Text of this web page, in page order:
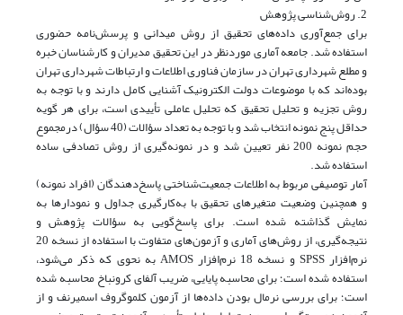
2. روش‌شناسی پژوهش
برای جمع‌آوری داده‌های تحقیق از روش میدانی و پرسش‌نامه حضوری
استفاده شد. جامعه آماری موردنظر در این تحقیق مدیران و کارشناسان خبره
و مطلع شهرداری تهران در سازمان فناوری اطلاعات و ارتباطات شهرداری تهران
بوده‌اند که با موضوعات دولت الکترونیک آشنایی کامل دارند و با توجه به
روش تجزیه و تحلیل تحقیق که تحلیل عاملی تأییدی است، برای هر گویه
حداقل پنج نمونه انتخاب شد و با توجه به تعداد سؤالات (40 سؤال) درمجموع
حجم نمونه 200 نفر تعیین شد و در نمونه‌گیری از روش تصادفی ساده
استفاده شد.
آمار توصیفی مربوط به اطلاعات جمعیت‌شناختی پاسخ‌دهندگان (افراد نمونه)
و همچنین وضعیت متغیرهای تحقیق با به‌کارگیری جداول و نمودارها به
نمایش گذاشته شده است. برای پاسخ‌گویی به سؤالات پژوهش و
نتیجه‌گیری، از روش‌های آماری و آزمون‌های متفاوت با استفاده از نسخه 20
نرم‌افزار SPSS و نسخه 18 نرم‌افزار AMOS به نحوی که ذکر می‌شود،
استفاده شده است؛ برای محاسبه پایایی، ضریب آلفای کرونباخ محاسبه شده
است؛ برای بررسی نرمال بودن داده‌ها از آزمون کلموگروف اسمیرنف و از